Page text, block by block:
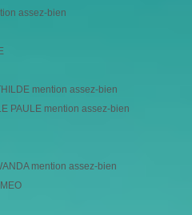
assez-bien
mention assez-bien
PAULE mention assez-bien
mention assez-bien